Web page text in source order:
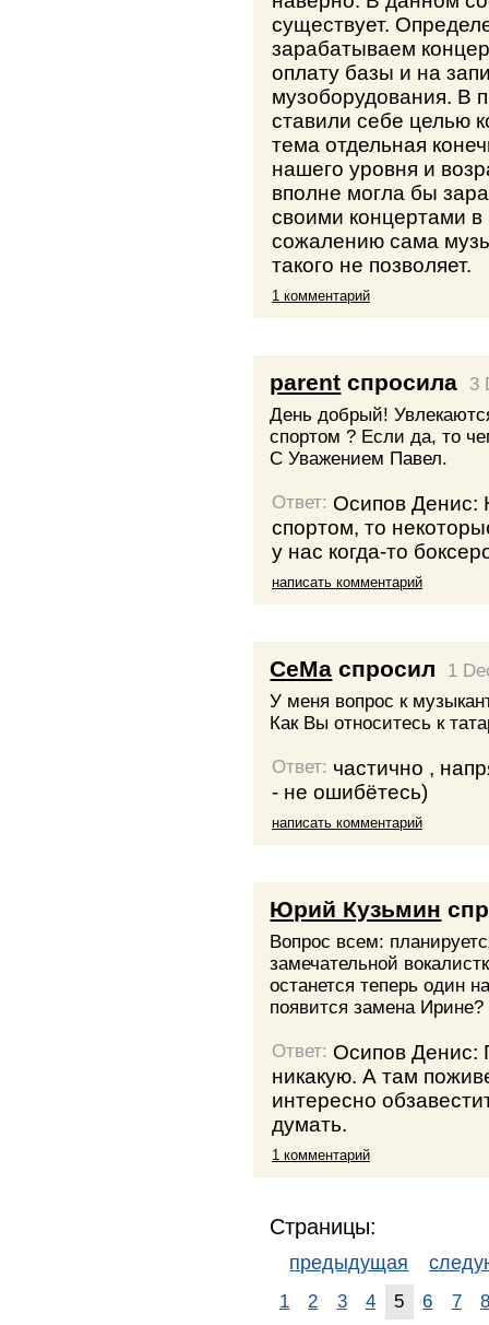
существует.
зарабатываем
оплату базы и на
музоборудования. В
ставили себе целью
тема отдельная
нашего уровня и
вполне могла бы
своими концертами в
сожалению сама
такого не позволяет.
1 комментарий
parent спросила
3
День добрый!
спортом ? Если да, то
С Уважением Павел.
Ответ: Осипов Денис:
спортом, то
у нас когда-то
написать комментарий
СеМа спросил
1
У меня вопрос к
Как Вы относитесь к
Ответ: частично ,
- не ошибётесь)
написать комментарий
Юрий Кузьмин
Вопрос всем:
замечательной
останется теперь один
появится замена Ирине?
Ответ: Осипов Денис:
никакую. А там
интересно
думать.
1 комментарий
Страницы:
предыдущая
1 2 3 4 5 6 7 8